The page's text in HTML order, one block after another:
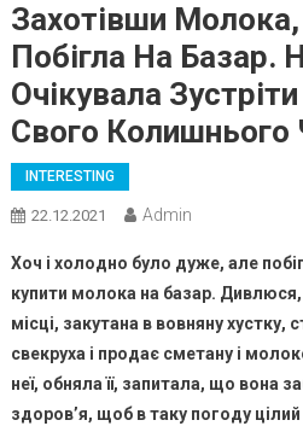
Захотівши Молока,
Побігла На Базар.
Очікувала
Свого Колишнього
INTERESTING
22.12.2021 Admin
Хоч і холодно було дуже, але
купити молока на базар.
місці, закутана в вовняну хустку,
свекруха і продає сметану і
неї, обняла її, запитала, що вона
здоров’я, щоб в таку погоду